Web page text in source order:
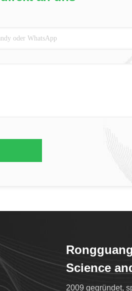
Science
2009 gegründet,